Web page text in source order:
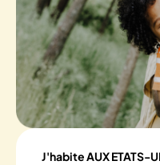
J'habite AUX ETATS-